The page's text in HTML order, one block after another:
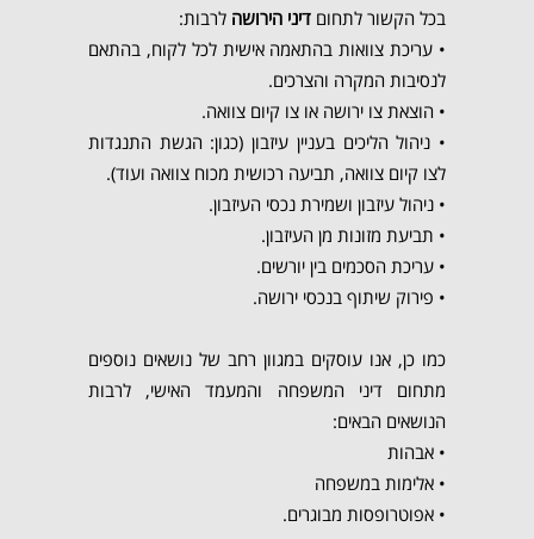
בכל הקשור לתחום דיני הירושה לרבות:
• עריכת צוואות בהתאמה אישית לכל לקוח, בהתאם
לנסיבות המקרה והצרכים.
• הוצאת צו ירושה או צו קיום צוואה.
• ניהול הליכים בעניין עיזבון (כגון: הגשת התנגדות
לצו קיום צוואה, תביעה רכושית מכוח צוואה ועוד).
• ניהול עיזבון ושמירת נכסי העיזבון.
• תביעת מזונות מן העיזבון.
• עריכת הסכמים בין יורשים.
• פירוק שיתוף בנכסי ירושה.
כמו כן, אנו עוסקים במגוון רחב של נושאים נוספים
מתחום דיני המשפחה והמעמד האישי, לרבות
הנושאים הבאים:
• אבהות
• אלימות במשפחה
• אפוטרופסות מבוגרים.